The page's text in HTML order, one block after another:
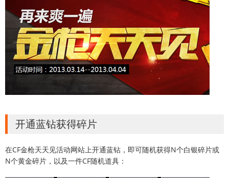
开通蓝钻获得碎片
在CF金枪天天见活动网站上开通蓝钻，即可随机获得N个白银碎片或
N个黄金碎片，以及一件CF随机道具：